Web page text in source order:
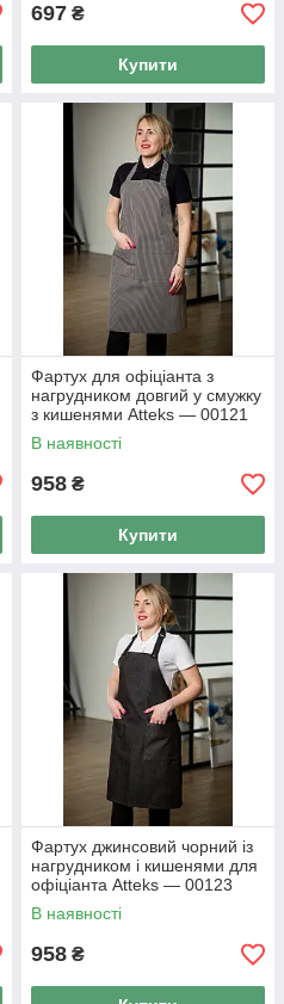
697 ₴
Купити
Фартух для офіціанта з
нагрудником довгий у смужку
з кишенями Atteks — 00121
В наявності
958 ₴
Купити
Фартух джинсовий чорний із
нагрудником і кишенями для
офіціанта Atteks — 00123
В наявності
958 ₴